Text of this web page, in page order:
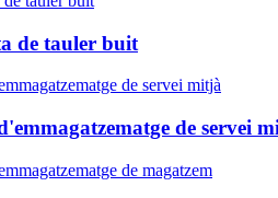
de tauler buit
de servei